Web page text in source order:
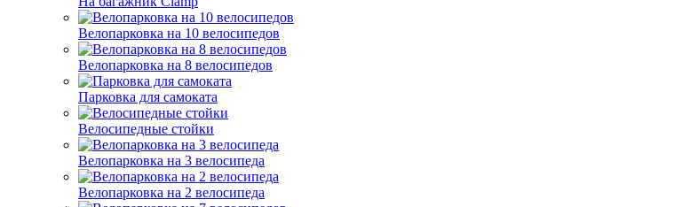
Велопарковка на 10 велосипедов
Велопарковка на 8 велосипедов
Парковка для самоката
Велосипедные стойки
Велопарковка на 3 велосипеда
Велопарковка на 2 велосипеда